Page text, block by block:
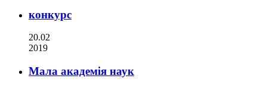
конкурс
20.02
2019
Мала академія наук